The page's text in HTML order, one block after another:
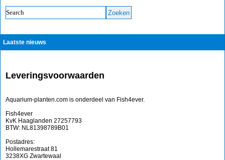
Laatste nieuws
Leveringsvoorwaarden
Aquarium-planten.com is onderdeel van Fish4ever.
Fish4ever
KvK Haaglanden 27257793
BTW: NL81398789B01
Postadres:
Hollemarestraat 81
3238XG Zwartewaal